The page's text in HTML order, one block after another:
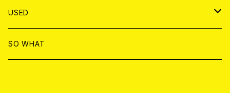
T-SHIRT & WEAR
DVD
BADGE
PATCH
USED
書籍
SO WHAT